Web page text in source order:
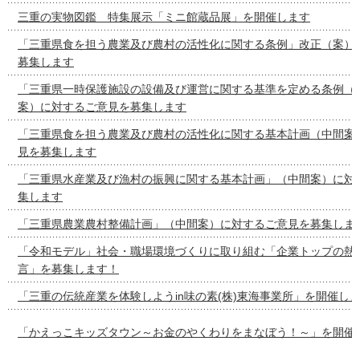
三重の実物図鑑 特集展示「ミニ館蔵品展」を開催します
「三重県食を担う農業及び農村の活性化に関する条例」改正（案
募集します
「三重県一時保護施設の設備及び運営に関する基準を定める条例
案）に対するご意見を募集します
「三重県食を担う農業及び農村の活性化に関する基本計画（中間
見を募集します
「三重県水産業及び漁村の振興に関する基本計画」（中間案）に
集します
「三重県農業農村整備計画」（中間案）に対するご意見を募集しま
「令和モデル」社会・職場環境づくりに取り組む「企業トップの
言」を募集します！
「三重の伝統産業を体験しようin味の素(株)東海事業所」を開催し
「かえっこキッズタウン～お金のやくわりをまなぼう！～」を開催